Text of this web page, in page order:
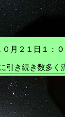
月２１日１：
引き続き数多く